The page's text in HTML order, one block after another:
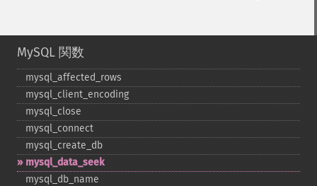
MySQL 関数
mysql_​affected_​rows
mysql_​client_​encoding
mysql_​close
mysql_​connect
mysql_​create_​db
mysql_​data_​seek
mysql_​db_​name